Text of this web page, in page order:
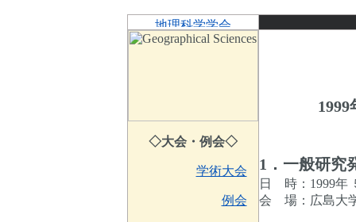
◇大会・例会◇
学術大会
例会
1．一般研究
日 時： 1999年
会 場：広島大